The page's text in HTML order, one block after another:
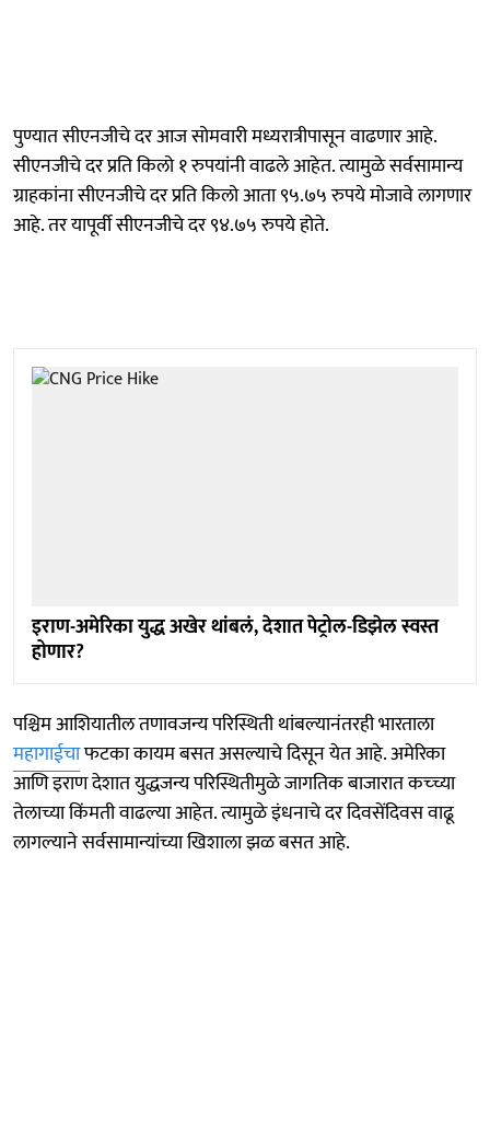
पुण्यात सीएनजीचे दर आज सोमवारी मध्यरात्रीपासून वाढणार आहे.
सीएनजीचे दर प्रति किलो १ रुपयांनी वाढले आहेत. त्यामुळे सर्वसामान्य
ग्राहकांना सीएनजीचे दर प्रति किलो आता ९५.७५ रुपये मोजावे लागणार
आहे. तर यापूर्वी सीएनजीचे दर ९४.७५ रुपये होते.
इराण-अमेरिका युद्ध अखेर थांबलं, देशात पेट्रोल-डिझेल स्वस्त
होणार?
पश्चिम आशियातील तणावजन्य परिस्थिती थांबल्यानंतरही भारताला
महागाईचाफटका कायम बसत असल्याचे दिसून येत आहे. अमेरिका
आणि इराण देशात युद्धजन्य परिस्थितीमुळे जागतिक बाजारात कच्च्या
तेलाच्या किंमती वाढल्या आहेत. त्यामुळे इंधनाचे दर दिवसेंदिवस वाढू
लागल्याने सर्वसामान्यांच्या खिशाला झळ बसत आहे.